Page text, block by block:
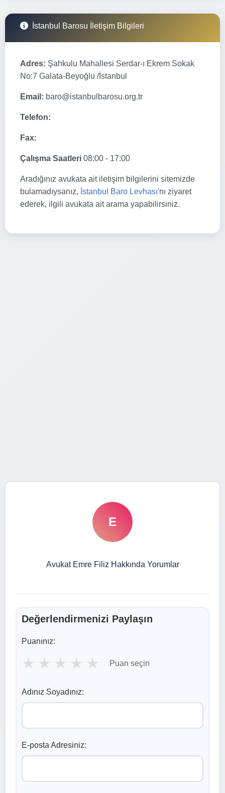
İstanbul Barosu İletişim Bilgileri
Adres: Şahkulu Mahallesi Serdar-ı Ekrem Sokak
No:7 Galata-Beyoğlu /İstanbul
Email: baro@istanbulbarosu.org.tr
Telefon:
Fax:
Çalışma Saatleri 08:00 - 17:00
Aradığınız avukata ait iletişim bilgilerini sitemizde
bulamadıysanız, İstanbul Baro Levhası'nı ziyaret
ederek, ilgili avukata ait arama yapabilirsiniz.
E
Avukat Emre Filiz Hakkında Yorumlar
Değerlendirmenizi Paylaşın
Puanınız:
★ ★ ★ ★ ★ Puan seçin
Adınız Soyadınız:
E-posta Adresiniz: